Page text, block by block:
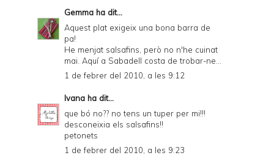
Gemma ha dit...
Aquest plat exigeix una bona barra de
pa!
He menjat salsafins, però no n'he cuinat
mai. Aquí a Sabadell costa de trobar-ne...
1 de febrer del 2010, a les 9:12
Ivana ha dit...
que bó no?? no tens un tuper per mi!!!
desconeixia els salsafins!!
petonets
1 de febrer del 2010, a les 9:23